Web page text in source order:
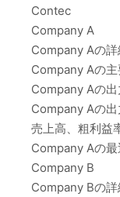
Contec
Company A
Company Aの詳
Company Aの主
Company Aの
Company Aの出
売上高、粗利益
Company Aの
Company B
Company Bの詳